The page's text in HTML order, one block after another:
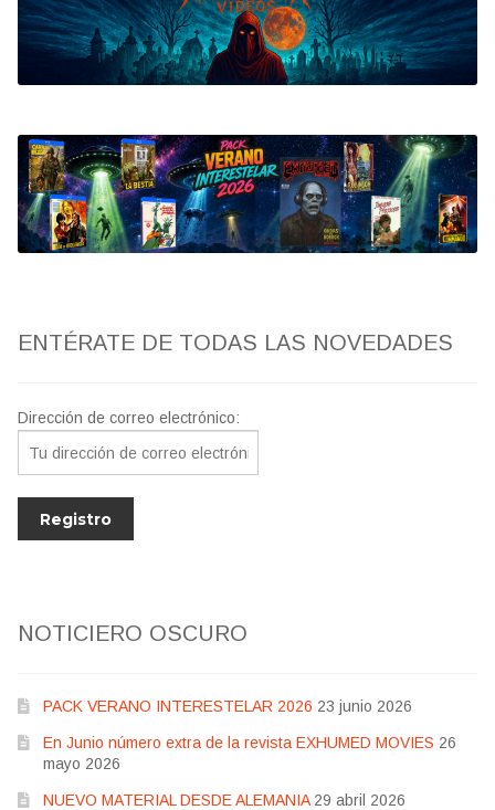
Bluray
Clasificada S
artwork
fantaterror
Jesús Franco
ENTÉRATE DE TODAS LAS NOVEDADES
Dirección de correo electrónico:
NOTICIERO OSCURO
PACK VERANO INTERESTELAR 2026 23 junio 2026
En Junio número extra de la revista EXHUMED MOVIES 26
mayo 2026
NUEVO MATERIAL DESDE ALEMANIA 29 abril 2026